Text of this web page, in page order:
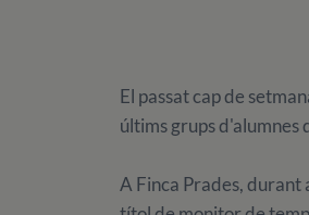
El passat cap de
últims grups d'alumnes
A Finca Prades,